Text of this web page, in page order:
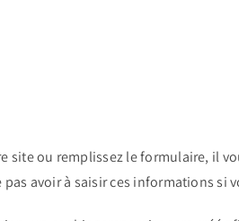
site ou remplissez le formulaire, il
avoir à saisir ces informations si